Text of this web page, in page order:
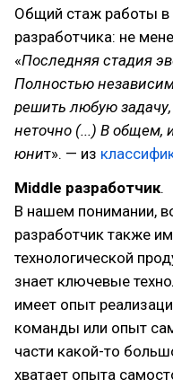
Общий стаж работы в
разработчика: не
«Последняя стадия
Полностью
решить любую
неточно (...) В
юнит». — из
Middle разработчик.
В нашем понимании,
разработчик также
технологической
знает ключевые
имеет опыт
команды или опыт
части какой-то
хватает опыта